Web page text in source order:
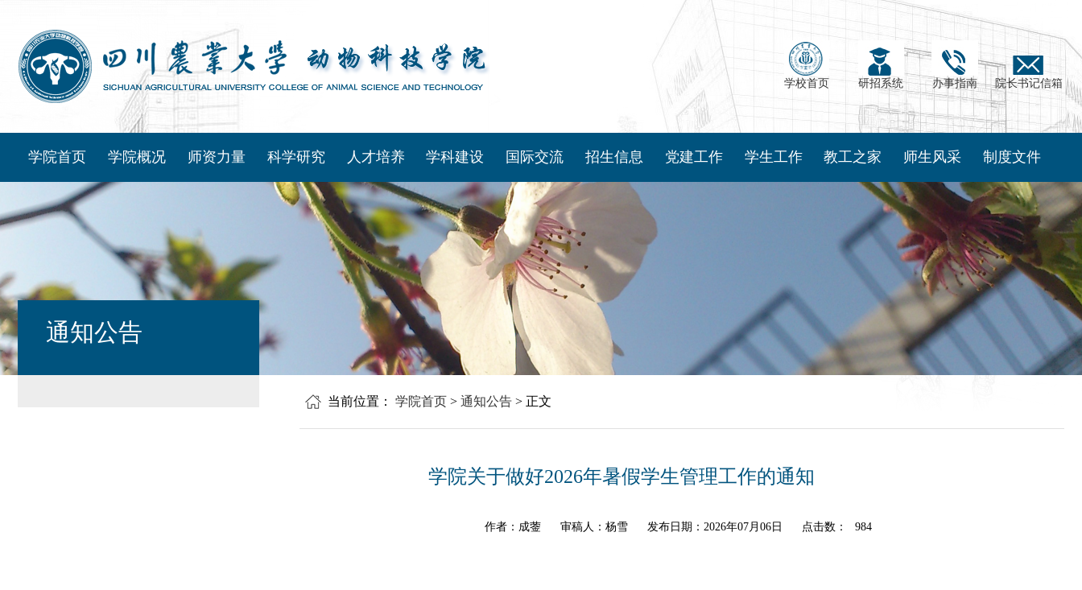
学校首页 研招系统 办事指南 院长书记信箱
学院首页 学院概况 师资力量 科学研究 人才培养 学科建设 国际交流 招生信息 党建工作 学生工作 教工之家 师生风采 制度文件
通知公告
当前位置： 学院首页 > 通知公告 > 正文
学院关于做好2026年暑假学生管理工作的通知
作者：成蓥 审稿人：杨雪 发布日期：2026年07月06日 点击数： 984